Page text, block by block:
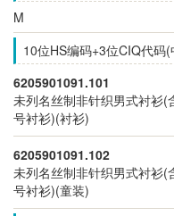
M
10位HS编码+3位CIQ代码
6205901091.101
未列名丝制非针织男式衬衫
号衬衫)(衬衫)
6205901091.102
未列名丝制非针织男式衬衫
号衬衫)(童装)